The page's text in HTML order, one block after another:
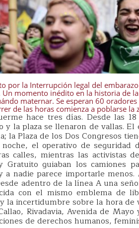
por la Interrupción legal del
Un momento inédito en la historia de
maternar. Se esperan 60
de las horas comienza a poblarse la
hace tres días. Desde las
y la plaza se llenaron de vallas.
la Plaza de los Dos Congresos
el operativo de seguridad
calles, mientras las activistas
Gratuito guiaban los camiones
a nadie parece importarle
adentro de la línea A una
con el mismo emblema de
la incertidumbre sobre la hora de
Rivadavia, Avenida de
de derechos humanos,